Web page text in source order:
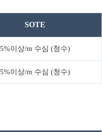
SOTE
5%이상/m 수심 (청수)
5%이상/m 수심 (청수)